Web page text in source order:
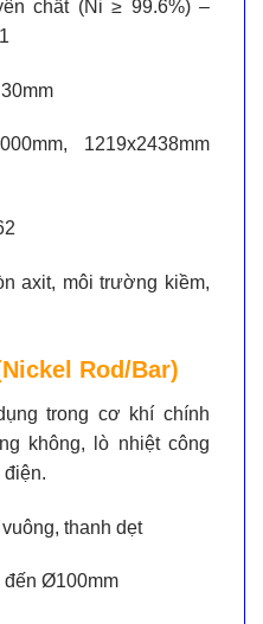
chất (Ni ≥ 99.6%) –
1219x2438mm
axit, môi trường kiềm,
Rod/Bar)
trong cơ khí chính
không, lò nhiệt công
điện.
thanh dẹt
Ø100mm